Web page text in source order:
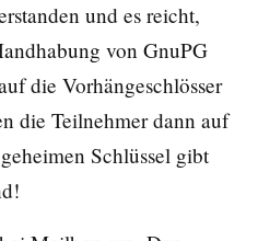
und es reicht,
von GnuPG
die Vorhängeschlösser
die Teilnehmer dann auf
Schlüssel gibt